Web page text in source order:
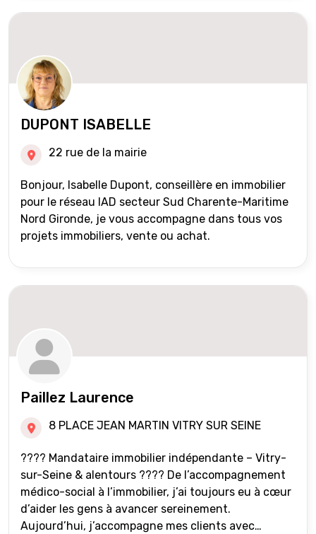
DUPONT ISABELLE
22 rue de la mairie
Bonjour, Isabelle Dupont, conseillère en immobilier
pour le réseau IAD secteur Sud Charente-Maritime
Nord Gironde, je vous accompagne dans tous vos
projets immobiliers, vente ou achat.
Paillez Laurence
8 PLACE JEAN MARTIN VITRY SUR SEINE
???? Mandataire immobilier indépendante – Vitry-
sur-Seine & alentours ???? De l’accompagnement
médico-social à l’immobilier, j’ai toujours eu à cœur
d’aider les gens à avancer sereinement.
Aujourd’hui, j’accompagne mes clients avec